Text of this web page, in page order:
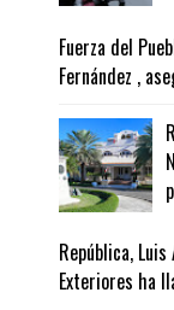
Fuerza del
Fernández ,
República,
Exteriores ha